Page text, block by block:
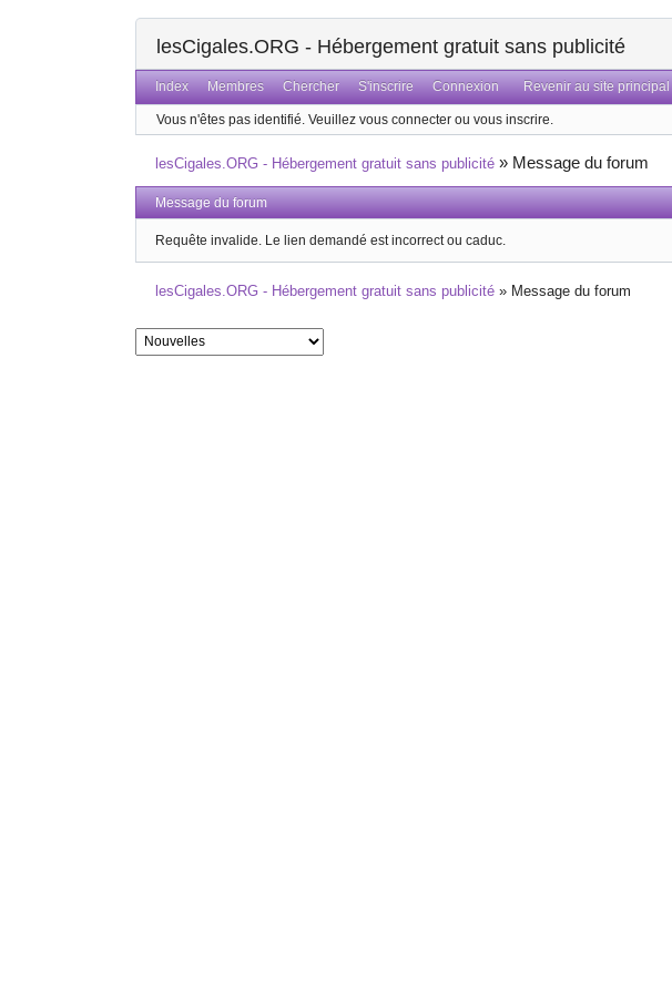
lesCigales.ORG - Hébergement gratuit sans publicité
Index Membres Chercher S'inscrire Connexion Revenir au site principal
Vous n'êtes pas identifié. Veuillez vous connecter ou vous inscrire.
lesCigales.ORG - Hébergement gratuit sans publicité » Message du forum
Message du forum
Requête invalide. Le lien demandé est incorrect ou caduc.
lesCigales.ORG - Hébergement gratuit sans publicité » Message du forum